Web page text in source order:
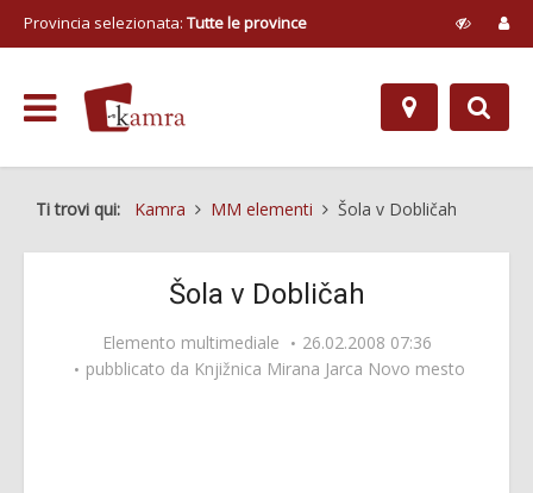
Provincia selezionata: Tutte le province
Ti trovi qui: Kamra MM elementi Šola v Dobličah
Šola v Dobličah
Elemento multimediale
26.02.2008 07:36
pubblicato da Knjižnica Mirana Jarca Novo mesto